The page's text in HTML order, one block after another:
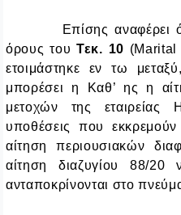
Επίσης αναφέρει ότι
όρους τουΤεκ. 10 (Marital
ετοιμάστηκε εν τω
μπορέσει η Καθ’ ης η
μετοχών της εταιρείας
υποθέσεις που
αίτηση περιουσιακών
αίτηση διαζυγίου 88/
ανταποκρίνονται στο